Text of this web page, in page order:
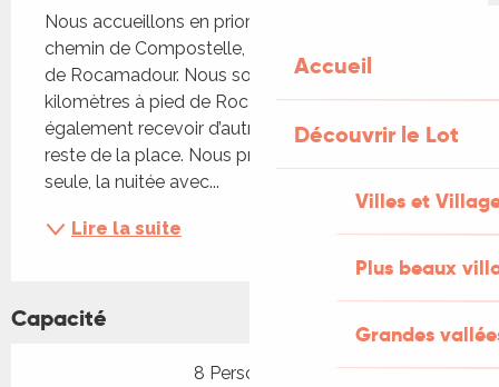
Accueil
Découvrir le Lot
Villes et
Plus beaux
Grandes
Nous accueillons en priorité les pèlerins sur le
chemin de Compostelle, empruntant la variante
de Rocamadour. Nous sommes situés à 24
kilomètres à pied de Rocamadour. Nous pouvons
également recevoir d’autres vacanciers lorsqu’il
reste de la place. Nous proposons soit la nuitée
seule, la nuitée avec...
Lire la suite
Capacité
8 Personne(s)